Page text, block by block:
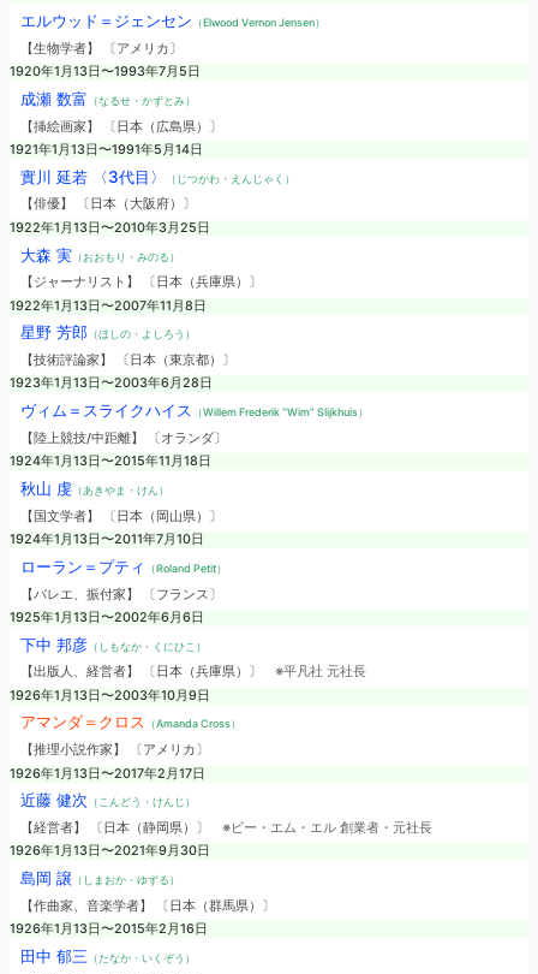
エルウッド＝ジェンセン （Elwood Vernon Jensen）
【生物学者】 〔アメリカ〕
1920年1月13日〜1993年7月5日
成瀬 数富 （なるせ・かずとみ）
【挿絵画家】 〔日本（広島県）〕
1921年1月13日〜1991年5月14日
實川 延若 〈3代目〉 （じつかわ・えんじゃく）
【俳優】 〔日本（大阪府）〕
1922年1月13日〜2010年3月25日
大森 実（おおもり・みのる）
【ジャーナリスト】 〔日本（兵庫県）〕
1922年1月13日〜2007年11月8日
星野 芳郎（ほしの・よしろう）
【技術評論家】 〔日本（東京都）〕
1923年1月13日〜2003年6月28日
ヴィム＝スライクハイス （Willem Frederik “Wim” Slijkhuis）
【陸上競技/中距離】 〔オランダ〕
1924年1月13日〜2015年11月18日
秋山 虔（あきやま・けん）
【国文学者】 〔日本（岡山県）〕
1924年1月13日〜2011年7月10日
ローラン＝プティ （Roland Petit）
【バレエ、振付家】 〔フランス〕
1925年1月13日〜2002年6月6日
下中 邦彦（しもなか・くにひこ）
【出版人、経営者】 〔日本（兵庫県）〕 ※平凡社 元社長
1926年1月13日〜2003年10月9日
アマンダ＝クロス （Amanda Cross）
【推理小説作家】 〔アメリカ〕
1926年1月13日〜2017年2月17日
近藤 健次 （こんどう・けんじ）
【経営者】 〔日本（静岡県）〕 ※ビー・エム・エル 創業者・元社長
1926年1月13日〜2021年9月30日
島岡 譲（しまおか・ゆずる）
【作曲家、音楽学者】 〔日本（群馬県）〕
1926年1月13日〜2015年2月16日
田中 郁三 （たなか・いくぞう）